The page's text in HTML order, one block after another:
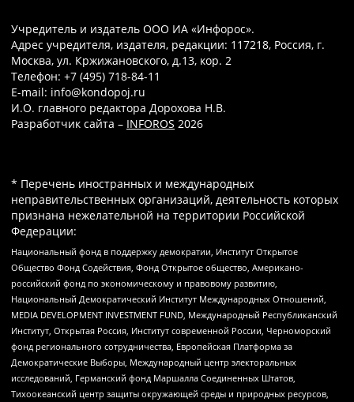
Учредитель и издатель ООО ИА «Инфорос».
Адрес учредителя, издателя, редакции: 117218, Россия, г.
Москва, ул. Кржижановского, д.13, кор. 2
Телефон: +7 (495) 718-84-11
E-mail: info@kondopoj.ru
И.О. главного редактора Дорохова Н.В.
Разработчик сайта – INFOROS 2026
* Перечень иностранных и международных
неправительственных организаций, деятельность которых
признана нежелательной на территории Российской
Федерации:
Национальный фонд в поддержку демократии, Институт Открытое
Общество Фонд Содействия, Фонд Открытое общество, Американо-
российский фонд по экономическому и правовому развитию,
Национальный Демократический Институт Международных Отношений,
MEDIA DEVELOPMENT INVESTMENT FUND, Международный Республиканский
Институт, Открытая Россия, Институт современной России, Черноморский
фонд регионального сотрудничества, Европейская Платформа за
Демократические Выборы, Международный центр электоральных
исследований, Германский фонд Маршалла Соединенных Штатов,
Тихоокеанский центр защиты окружающей среды и природных ресурсов,